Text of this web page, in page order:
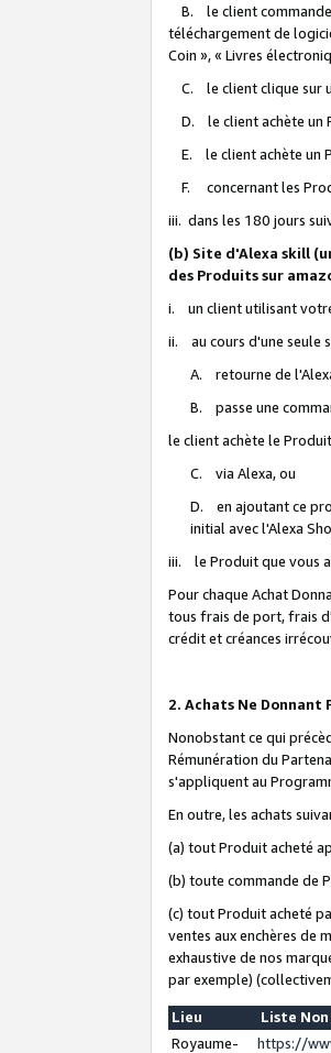
B. le client commande
téléchargement de
Coin », « Livres
C. le client clique sur
D. le client achète un
E. le client achète un
F. concernant les
iii. dans les 180 jours
(b) Site d'Alexa skill
des Produits sur
i. un client utilisant votre
ii. au cours d'une seule
A. retourne de
B. passe une
le client achète le
C. via Alexa, ou
D. en ajoutant ce
initial avec l'Alexa
iii. le Produit que vous
Pour chaque Achat
tous frais de port, frais
crédit et créances
2. Achats Ne Donnant
Nonobstant ce qui
Rémunération du
s'appliquent au
En outre, les achats
(a) tout Produit acheté
(b) toute commande de
(c) tout Produit acheté
ventes aux enchères de
exhaustive de nos
par exemple)
Lieu
Liste
Royaume-
https://